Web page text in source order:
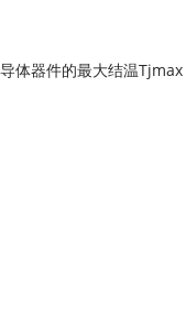
体器件的最大结温